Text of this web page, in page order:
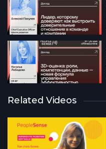
Related Videos